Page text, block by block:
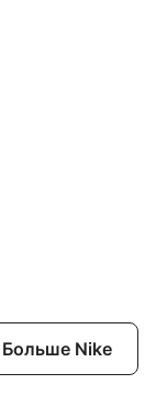
Больше Nike